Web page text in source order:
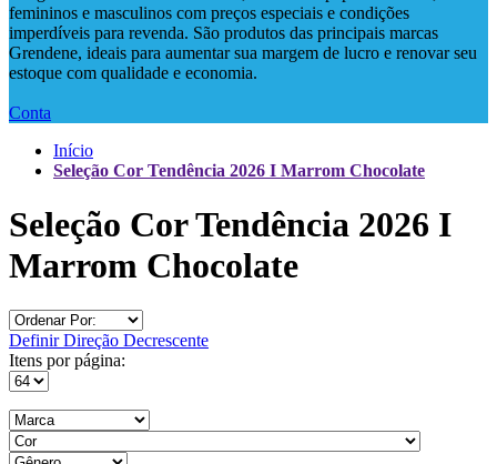
femininos e masculinos com preços especiais e condições
imperdíveis para revenda. São produtos das principais marcas
Grendene, ideais para aumentar sua margem de lucro e renovar seu
estoque com qualidade e economia.
Conta
Início
Seleção Cor Tendência 2026 I Marrom Chocolate
Seleção Cor Tendência 2026 I
Marrom Chocolate
Definir Direção Decrescente
Itens por página: